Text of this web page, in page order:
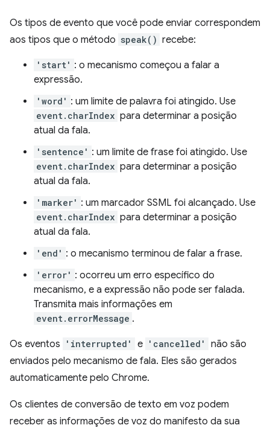
Os tipos de evento que você pode enviar correspondem
aos tipos que o método speak() recebe:
'start' : o mecanismo começou a falar a
expressão.
'word' : um limite de palavra foi atingido. Use
event.charIndex para determinar a posição
atual da fala.
'sentence' : um limite de frase foi atingido. Use
event.charIndex para determinar a posição
atual da fala.
'marker' : um marcador SSML foi alcançado. Use
event.charIndex para determinar a posição
atual da fala.
'end' : o mecanismo terminou de falar a frase.
'error' : ocorreu um erro específico do
mecanismo, e a expressão não pode ser falada.
Transmita mais informações em
event.errorMessage .
Os eventos 'interrupted' e 'cancelled'
não são
enviados pelo mecanismo de fala. Eles são gerados
automaticamente pelo Chrome.
Os clientes de conversão de texto em voz podem
receber as informações de voz do manifesto da sua